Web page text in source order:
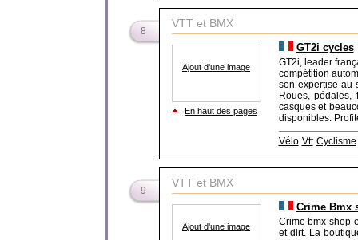
8
VTT et BMX
Ajout d'une image
En haut des pages
GT2i cycles
GT2i, leader
compétition
son expertise au
Roues, pédales,
casques et
disponibles.
Vélo Vtt Cyclisme
9
VTT et BMX
Ajout d'une image
Crime Bmx
Crime bmx shop
et dirt. La